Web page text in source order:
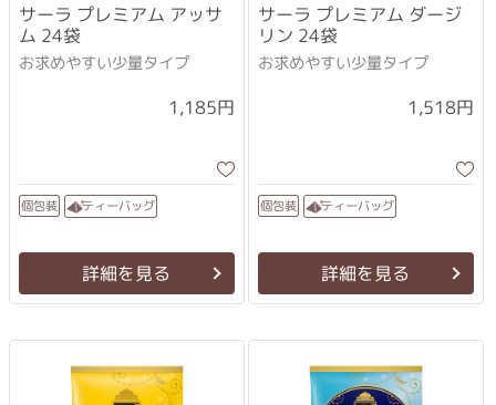
サーラ プレミアム アッサ
ム 24袋
お求めやすい少量タイプ
1,185円
個包装 ティーバッグ
詳細を見る
サーラ プレミアム ダージ
リン 24袋
お求めやすい少量タイプ
1,518円
個包装 ティーバッグ
詳細を見る